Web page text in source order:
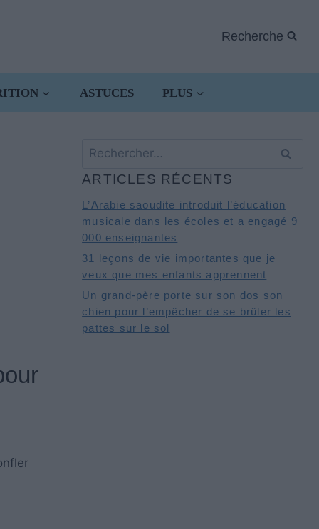
Recherche
ASTUCES PLUS
Rechercher :
ARTICLES RÉCENTS
L’Arabie saoudite introduit l’éducation
musicale dans les écoles et a engagé 9
000 enseignantes
31 leçons de vie importantes que je
veux que mes enfants apprennent
Un grand-père porte sur son dos son
chien pour l’empêcher de se brûler les
pattes sur le sol